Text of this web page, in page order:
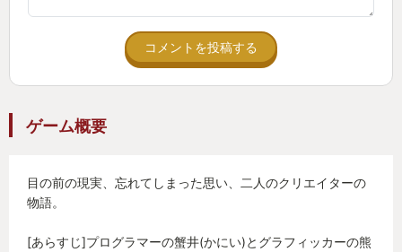
コメントを投稿する
ゲーム概要
目の前の現実、忘れてしまった思い、二人のクリエイターの
物語。
[あらすじ]プログラマーの蟹井(かにい)とグラフィッカーの熊